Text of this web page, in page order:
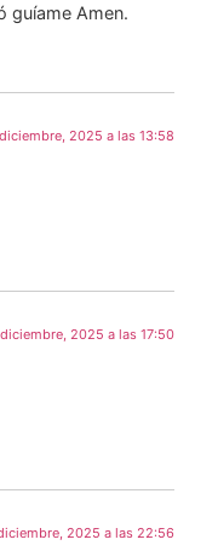
guíame Amen.
2025 a las 13:58
2025 a las 17:50
2025 a las 22:56